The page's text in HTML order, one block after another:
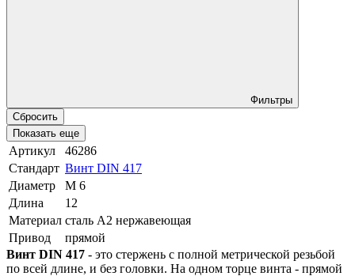
Фильтры
Сбросить
Показать еще
Артикул
46286
Стандарт Винт DIN 417
Диаметр
М 6
Длина
12
Материал сталь A2 нержавеющая
Привод
прямой
Винт DIN 417 - это стержень с полной метрической резьбой
по всей длине, и без головки. На одном торце винта - прямой